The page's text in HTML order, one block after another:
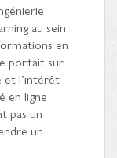
au sein
en
portait sur
et l’intérêt
en ligne
pas un
un